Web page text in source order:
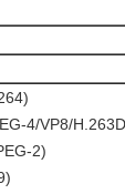
4/VP8/
2)